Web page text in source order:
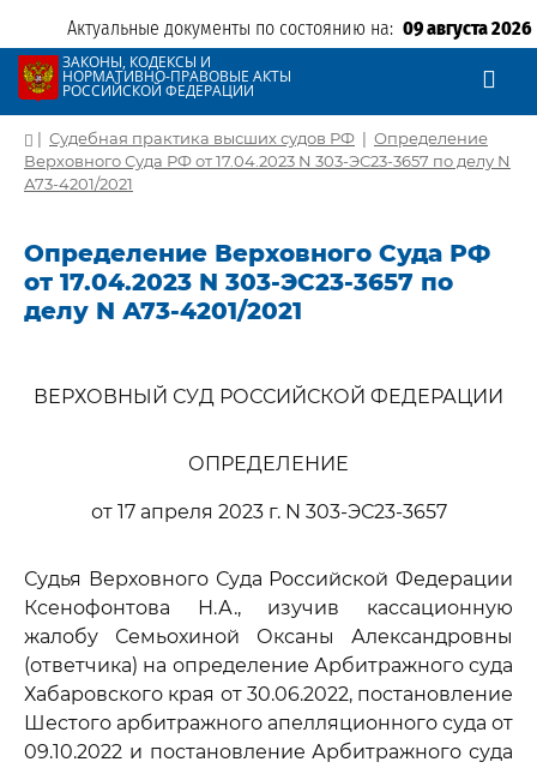
Актуальные документы по состоянию на: 09 августа 2026
ЗАКОНЫ, КОДЕКСЫ И
НОРМАТИВНО-ПРАВОВЫЕ АКТЫ
РОССИЙСКОЙ ФЕДЕРАЦИИ
| Судебная практика высших судов РФ | Определение
Верховного Суда РФ от 17.04.2023 N 303-ЭС23-3657 по делу N
А73-4201/2021
Определение Верховного Суда РФ
от 17.04.2023 N 303-ЭС23-3657 по
делу N А73-4201/2021
ВЕРХОВНЫЙ СУД РОССИЙСКОЙ ФЕДЕРАЦИИ
ОПРЕДЕЛЕНИЕ
от 17 апреля 2023 г. N 303-ЭС23-3657
Судья Верховного Суда Российской Федерации
Ксенофонтова Н.А., изучив кассационную
жалобу Семьохиной Оксаны Александровны
(ответчика) на определение Арбитражного суда
Хабаровского края от 30.06.2022, постановление
Шестого арбитражного апелляционного суда от
09.10.2022 и постановление Арбитражного суда